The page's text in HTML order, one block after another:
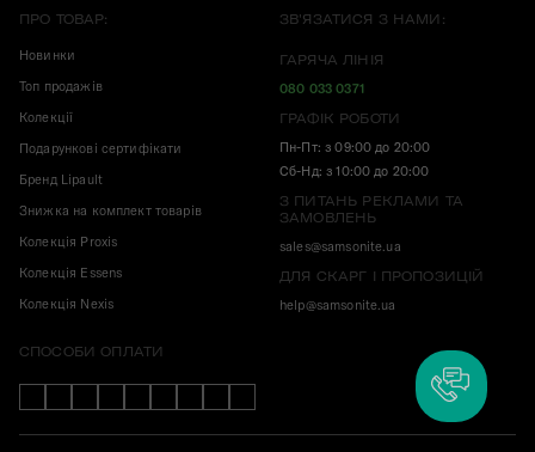
ПРО ТОВАР:
Новинки
Топ продажів
Колекції
Подарункові сертифікати
Бренд Lipault
Знижка на комплект товарів
Колекція Proxis
Колекція Essens
Колекція Nexis
ЗВ'ЯЗАТИСЯ З НАМИ:
ГАРЯЧА ЛІНІЯ
080 033 0371
ГРАФІК РОБОТИ
Пн-Пт: з 09:00 до 20:00
Сб-Нд: з 10:00 до 20:00
З ПИТАНЬ РЕКЛАМИ ТА
ЗАМОВЛЕНЬ
sales@samsonite.ua
ДЛЯ СКАРГ І ПРОПОЗИЦІЙ
help@samsonite.ua
СПОСОБИ ОПЛАТИ